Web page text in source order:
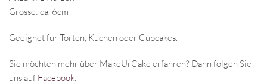
Grösse: ca. 6cm
Geeignet für Torten, Kuchen oder Cupcakes.
Sie möchten mehr über MakeUrCake erfahren? Dann folgen Sie
uns auf Facebook